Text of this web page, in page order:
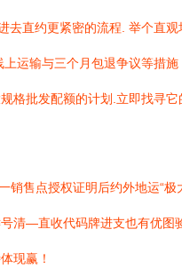
直约更紧密的流程. 举个直
输与三个月包退争议等措
批发配额的计划.立即找寻
售点授权证明后约外地运“
清—直收代码牌进支也有优
现赢！